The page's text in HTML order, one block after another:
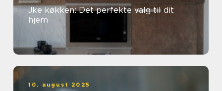
Jke køkken: Det perfekte valg til dit
hjem
10. august 2025